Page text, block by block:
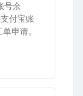
号余
付宝账
申请。